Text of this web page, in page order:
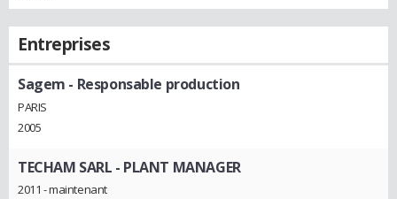
Entreprises
Sagem - Responsable production
PARIS
2005
TECHAM SARL - PLANT MANAGER
2011 - maintenant